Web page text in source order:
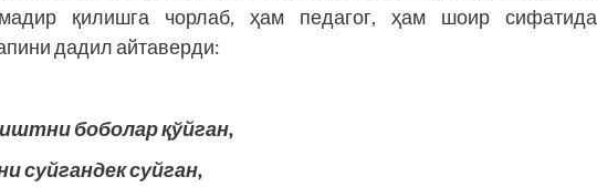
қилишга чорлаб, ҳам педагог, ҳам шоир сифатида
дадил айтаверди:
боболар қўйган,
суйгандек суйган,